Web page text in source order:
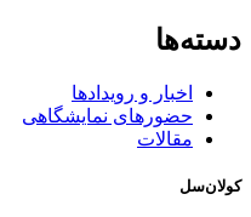
دسته‌ها
اخبار و رویدادها
حضورهای نمایشگاهی
مقالات
کولان‌سل